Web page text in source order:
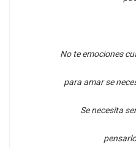
No te emociones
para amar se
Se necesita